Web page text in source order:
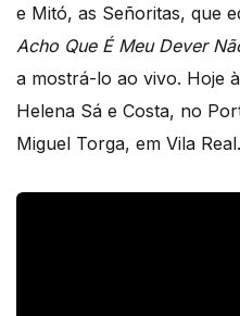
e Mitó, as Señoritas, que
Acho Que É Meu Dever
a mostrá-lo ao vivo. Hoje
Helena Sá e Costa, no
Miguel Torga, em Vila Real.